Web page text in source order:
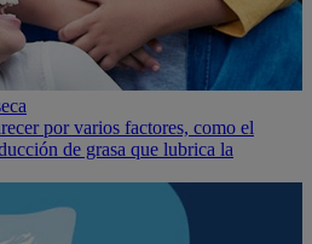
por varios factores, como el
de grasa que lubrica la